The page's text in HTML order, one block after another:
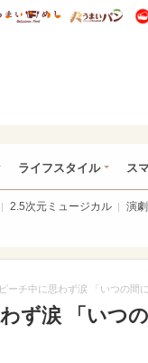
研 ディズニー特集
うまいめし
ライフスタイル ス
2.5次元ミュージカル 演劇
ーチ中に思わず涙 「いつの間に
ず涙 「いつ